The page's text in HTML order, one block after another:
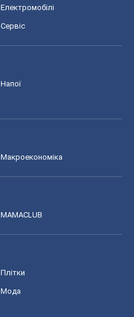
Електромобілі
Сервіс
Напої
Макроекономіка
MAMACLUB
Плітки
Мода